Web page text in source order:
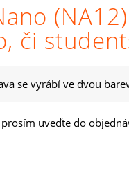
či
se vyrábí ve dvou
uveďte do